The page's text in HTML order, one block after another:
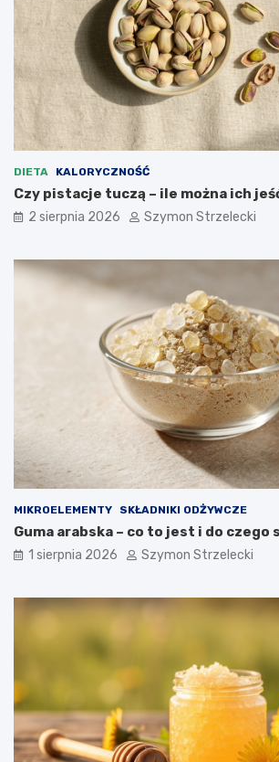
DIETA KALORYCZNOŚĆ
Czy pistacje tuczą – ile można ich
2 sierpnia 2026 Szymon Strzelecki
MIKROELEMENTY SKŁADNIKI ODŻYWCZE
Guma arabska – co to jest i do czego
1 sierpnia 2026 Szymon Strzelecki